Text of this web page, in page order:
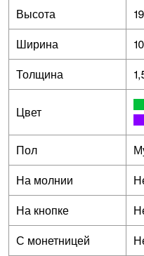
Высота
Ширина
Толщина
Цвет
Пол
На молнии
На кнопке
С монетницей